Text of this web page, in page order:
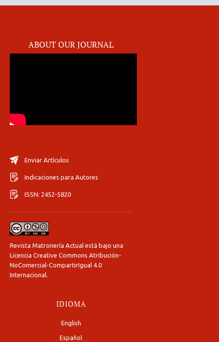
ABOUT OUR JOURNAL
Enviar Artículos
Indicaciones para Autores
ISSN: 2452-5820
Revista Matronería Actual está bajo una
Licencia Creative Commons Atribución-
NoComercial-CompartirIgual 4.0
Internacional
IDIOMA
English
Español